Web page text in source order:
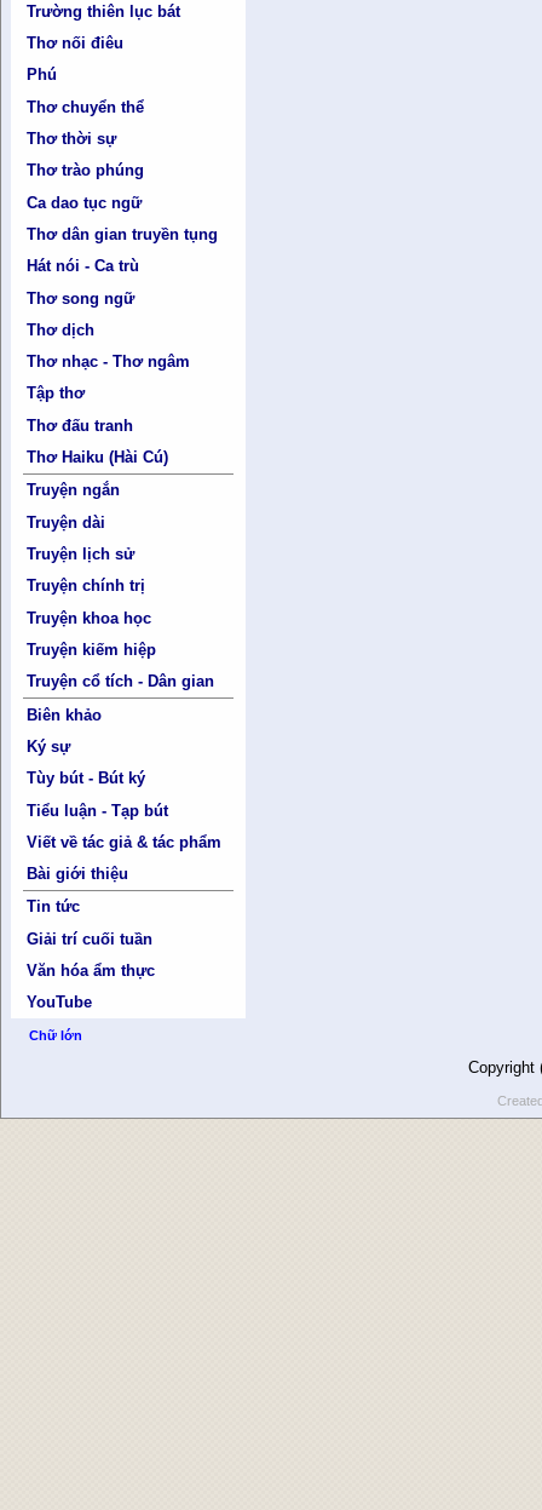
Trường thiên lục bát
Thơ nối điêu
Phú
Thơ chuyển thể
Thơ thời sự
Thơ trào phúng
Ca dao tục ngữ
Thơ dân gian truyền tụng
Hát nói - Ca trù
Thơ song ngữ
Thơ dịch
Thơ nhạc - Thơ ngâm
Tập thơ
Thơ đấu tranh
Thơ Haiku (Hài Cú)
Truyện ngắn
Truyện dài
Truyện lịch sử
Truyện chính trị
Truyện khoa học
Truyện kiếm hiệp
Truyện cổ tích - Dân gian
Biên khảo
Ký sự
Tùy bút - Bút ký
Tiểu luận - Tạp bút
Viết về tác giả & tác phẩm
Bài giới thiệu
Tin tức
Giải trí cuối tuần
Văn hóa ẩm thực
YouTube
Chữ lớn
Copyright